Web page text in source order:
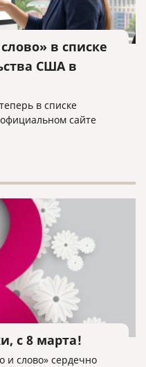
в списке
США в
в списке
сайте
с 8 марта!
и слово» сердечно